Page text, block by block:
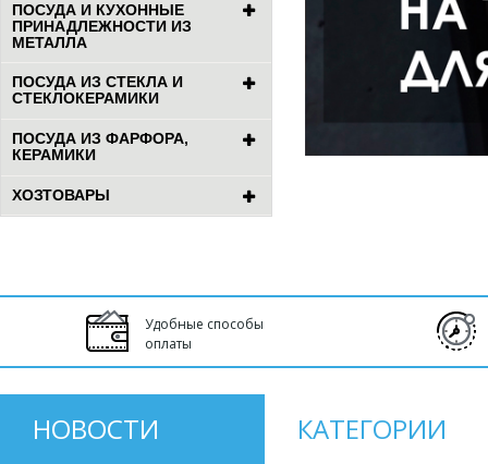
ПОСУДА И КУХОННЫЕ
ПРИНАДЛЕЖНОСТИ ИЗ
МЕТАЛЛА
ПОСУДА ИЗ СТЕКЛА И
СТЕКЛОКЕРАМИКИ
ПОСУДА ИЗ ФАРФОРА,
КЕРАМИКИ
ХОЗТОВАРЫ
Удобные способы
оплаты
НОВОСТИ КАТЕГОРИИ